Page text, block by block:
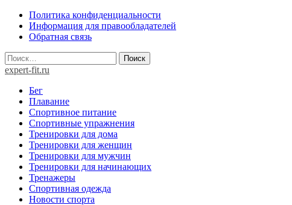
Skip
content
Политика конфиденциальности
Информация для правообладателей
Обратная связь
Найти:
expert-fit.ru
Бег
Плавание
Спортивное питание
Спортивные упражнения
Тренировки для дома
Тренировки для женщин
Тренировки для мужчин
Тренировки для начинающих
Тренажеры
Спортивная одежда
Новости спорта